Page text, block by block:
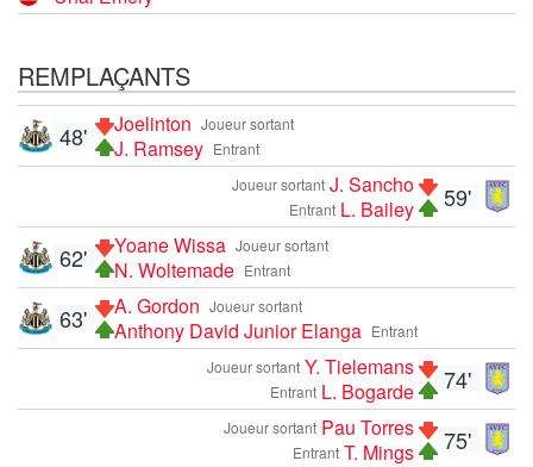
REMPLAÇANTS
Joueur sortant
Joelinton
Entrant
J. Ramsey
48'
59'
Joueur sortant J. Sancho
Entrant L. Bailey
Joueur sortant
Yoane Wissa
Entrant
N. Woltemade
62'
Joueur sortant
A. Gordon
Entrant
Anthony David Junior Elanga
63'
74'
Joueur sortant Y. Tielemans
Entrant L. Bogarde
75'
Joueur sortant Pau Torres
Entrant T. Mings